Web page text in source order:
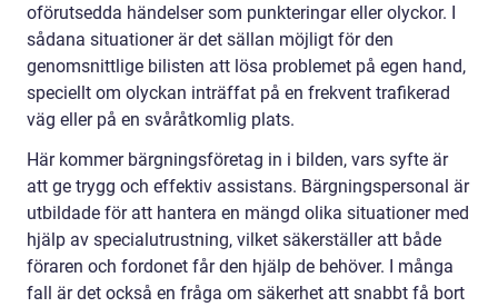
oförutsedda händelser som punkteringar eller olyckor. I
sådana situationer är det sällan möjligt för den
genomsnittlige bilisten att lösa problemet på egen hand,
speciellt om olyckan inträffat på en frekvent trafikerad
väg eller på en svåråtkomlig plats.
Här kommer bärgningsföretag in i bilden, vars syfte är
att ge trygg och effektiv assistans. Bärgningspersonal är
utbildade för att hantera en mängd olika situationer med
hjälp av specialutrustning, vilket säkerställer att både
föraren och fordonet får den hjälp de behöver. I många
fall är det också en fråga om säkerhet att snabbt få bort